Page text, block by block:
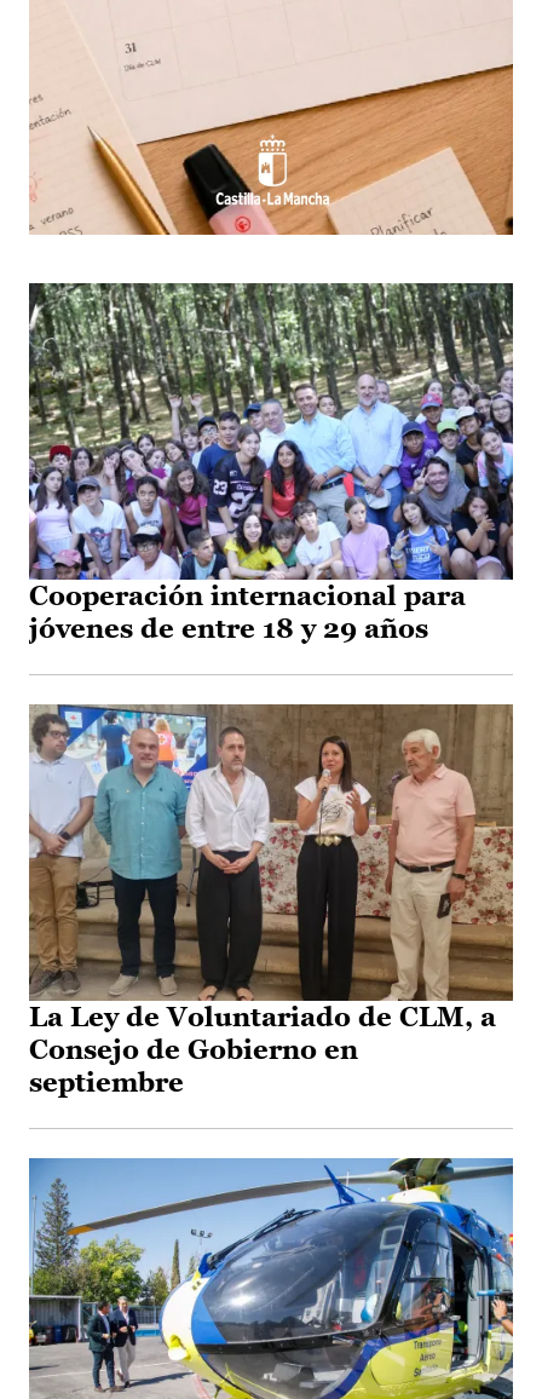
Cooperación internacional para
jóvenes de entre 18 y 29 años
La Ley de Voluntariado de CLM, a
Consejo de Gobierno en
septiembre